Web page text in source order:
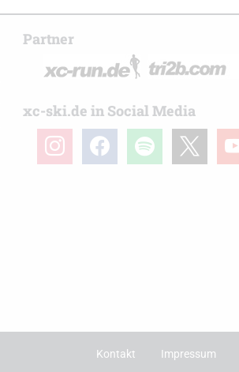
Partner
xc-ski.de in Social Media
instagramfacebookspotify
Kontakt Impressum